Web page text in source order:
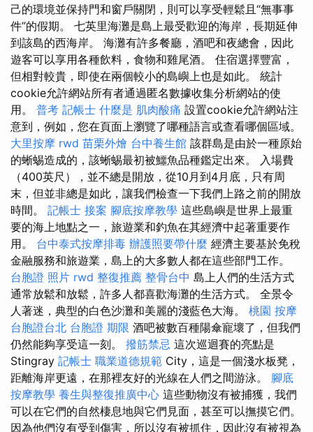
己的環境並保持門和窗戶關閉，則可以享受輕鬆且“無事事
件”的假期。 七英里海灘是島上最受歡迎的海岸，長期延伸
到該島的西海岸。 海灘有許多餐廳，酒吧和夜總會，因此
遊客可以享用各種飲料，食物和雞尾酒。 住宿選擇豐富，
但相對較貴，即使在兩個較小的島嶼上也是如此。 統計
cookie允許網站所有者通過匿名數據收集分析網站的使
用。 普考 記帳士 什麼是 肌肉酸痛 設置cookie允許網站注
意到，例如，您在頁面上瀏覽了哪種語言或查看哪個區域。
大里按摩 rwd 苗栗外燴 台中養生館 該群島是由於一種原始
的蜥蜴造成的，該蜥蜴最初被鱷魚品種鑑定出來。 入場費
（400英尺），並不總是開放，從10月到4月底，只有周
末，但並非總是如此，讓我們檢查一下我們上路之前的開放
時間。 記帳士 接案 腳底按摩教學 這些島嶼是世界上最重
要的海上地點之一，旅遊業和釣魚在其經濟中起著重要作
用。 台中泰式按摩排毒 辦護照要帶什麼 經濟主要基於免稅
金融服務和旅遊業，島上的大多數人都在這些部門工作。
台胞證 照片 rwd 整復推薦 整骨台中 島上人們的生活方式
通常放鬆和放鬆，許多人都喜歡海灘的生活方式。 全景令
人著迷，典型的白色沙灘和美麗的淺藍色大海。 桃園 按摩
台胞證台北 台胞證 期限 酒吧被數百種陽傘寵壞了，但我們
仍然能夠享受這一刻。 撥筋禁忌 這次巡迴賽的亮點是
Stingray 記帳士 職業道德規範 City，這是一個淺水板凳，
距離海岸更遠，在那裡友好的光線在人們之間游泳。 腳底
按摩教學 養生與整復推廣中心 這些動物沒有被捕獲，我們
可以在它們的自然棲息地與它們見面，甚至可以撫摸它們。
因為他們沒有受到傷害，所以沒有被抓住，因此沒有被視為